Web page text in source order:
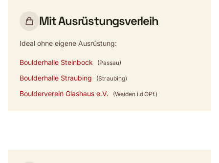
Mit Ausrüstungsverleih
Ideal ohne eigene Ausrüstung:
Boulderhalle Steinbock (Passau)
Boulderhalle Straubing (Straubing)
Boulderverein Glashaus e.V. (Weiden i.d.OPf.)